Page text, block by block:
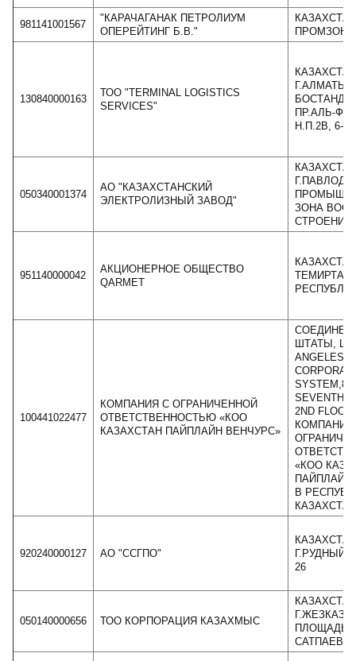
981141001567
"КАРАЧАГАНАК ПЕТРОЛИУМ
ОПЕРЕЙТИНГ Б.В."
ПРОМЗОНА
130840000163
ТОО "TERMINAL LOGISTICS
SERVICES"
Г.АЛМАТЫ,
ПР.АЛЬ-
Н.П.2В, 6-
050340001374
АО "КАЗАХСТАНСКИЙ
ЭЛЕКТРОЛИЗНЫЙ ЗАВОД"
ЗОНА
СТРОЕНИЕ
951140000042
АКЦИОНЕРНОЕ ОБЩЕСТВО
QARMET
ТЕМИРТАУ,
100441022477
КОМПАНИЯ С ОГРАНИЧЕННОЙ
ОТВЕТСТВЕННОСТЬЮ «КОО
КАЗАХСТАН ПАЙПЛАЙН ВЕНЧУРС»
ШТАТЫ,
SEVENTH
2ND
КОМПАНИИ
«КОО
ПАЙПЛАЙН
В
КАЗАХСТАН
920240000127 АО "ССГПО"
Г.РУДНЫЙ
26
050140000656 ТОО КОРПОРАЦИЯ КАЗАХМЫС
ПЛОЩАДЬ